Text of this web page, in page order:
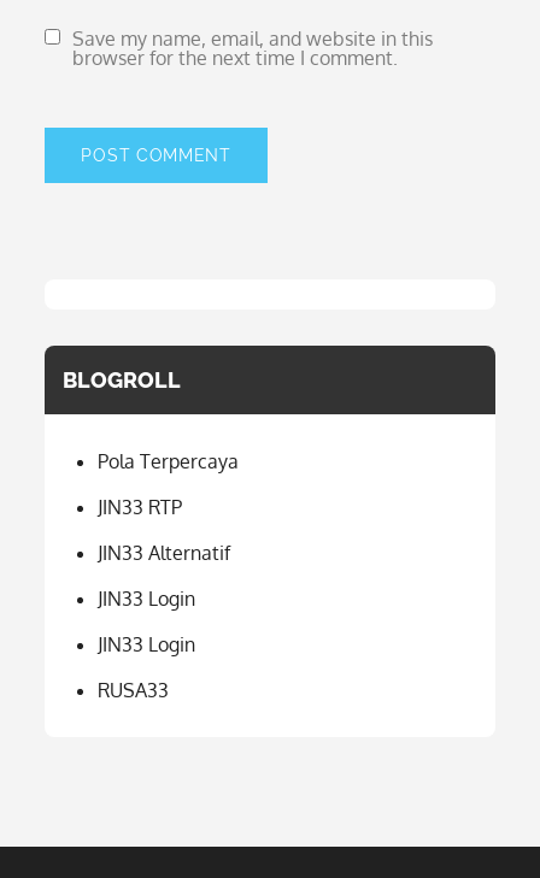
Save my name, email, and website in this
browser for the next time I comment.
BLOGROLL
Pola Terpercaya
JIN33 RTP
JIN33 Alternatif
JIN33 Login
JIN33 Login
RUSA33